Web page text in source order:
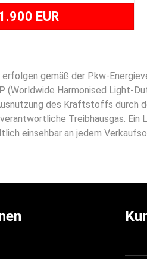
EUR
gemäß der Pkw-
(Worldwide Harmonised Light-
des Kraftstoffs durch
Treibhausgas.
einsehbar an jedem